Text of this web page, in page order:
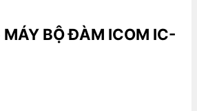
MÁY BỘ ĐÀM ICOM IC-